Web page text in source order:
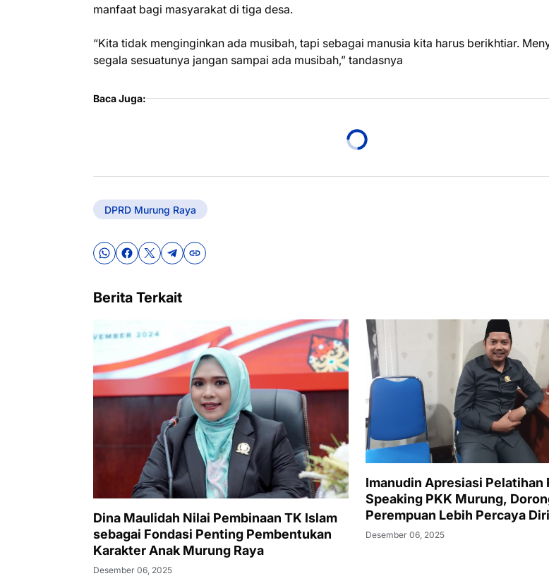
manfaat bagi masyarakat di tiga desa.
“Kita tidak menginginkan ada musibah, tapi sebagai manusia kita harus berikhtiar.
segala sesuatunya jangan sampai ada musibah,” tandasnya
Baca Juga:
DPRD Murung Raya
Berita Terkait
Dina Maulidah Nilai Pembinaan TK Islam
sebagai Fondasi Penting Pembentukan
Karakter Anak Murung Raya
Desember 06, 2025
Imanudin Apresiasi Pelatihan
Speaking PKK Murung,
Perempuan Lebih Percaya
Berdaya
Desember 06, 2025